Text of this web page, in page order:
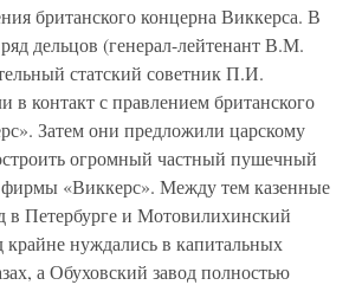
британского концерна Виккерса. В
дельцов (генерал-лейтенант В.М.
статский советник П.И.
в контакт с правлением британского
Затем они предложили царскому
огромный частный пушечный
фирмы «Виккерс». Между тем казенные
в Петербурге и Мотовилихинский
нуждались в капитальных
а Обуховский завод полностью